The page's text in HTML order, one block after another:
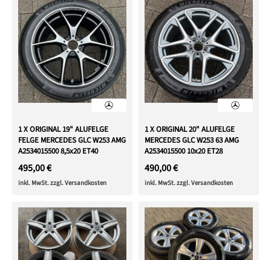
1 X ORIGINAL 19" ALUFELGE
FELGE MERCEDES GLC W253 AMG
A2534015500 8,5x20 ET40
495,00 €
inkl. MwSt. zzgl. Versandkosten
1 X ORIGINAL 20" ALUFELGE
MERCEDES GLC W253 63 AMG
A2534015500 10x20 ET28
490,00 €
inkl. MwSt. zzgl. Versandkosten